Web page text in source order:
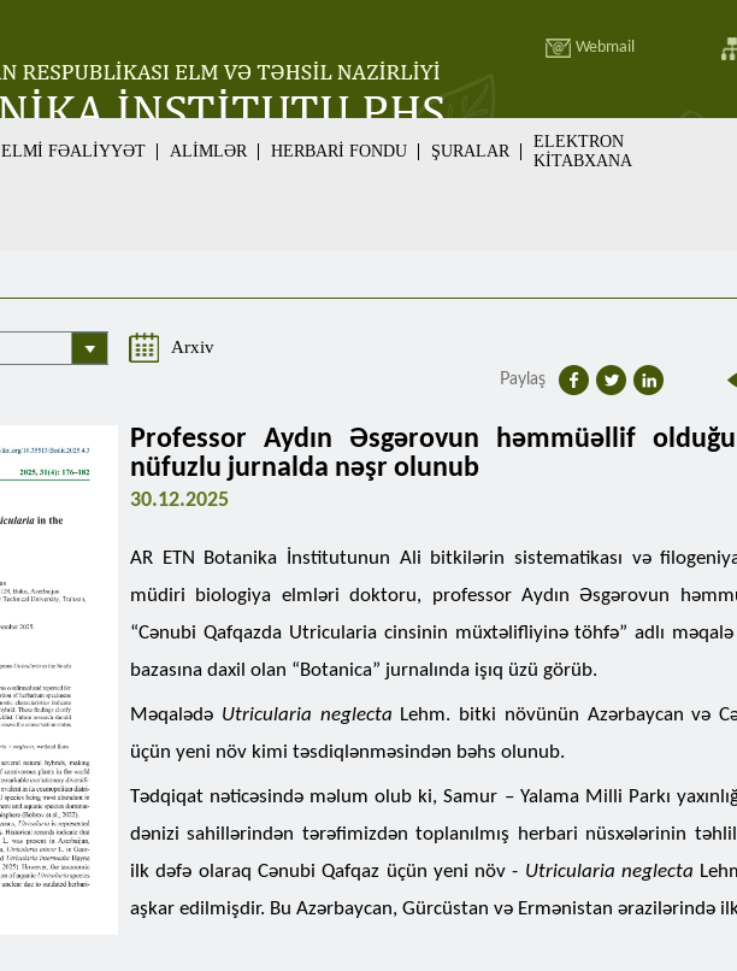
Webmail
ELMİ FƏALİYYƏT ALİMLƏR HERBARİ FONDU ŞURALAR
ELEKTRON
KİTABXANA
Arxiv
Paylaş
Professor Aydın Əsgərovun həmmüəllif
nüfuzlu jurnalda nəşr olunub
30.12.2025
AR ETN Botanika İnstitutunun Ali bitkilərin sistematikası və
müdiri biologiya elmləri doktoru, professor Aydın Əsgərovun
“Cənubi Qafqazda Utricularia cinsinin müxtəlifliyinə töhfə” adlı
bazasına daxil olan “Botanica” jurnalında işıq üzü görüb.
Məqalədə Utricularia neglecta Lehm. bitki növünün Azərbaycan və
üçün yeni növ kimi təsdiqlənməsindən bəhs olunub.
Tədqiqat nəticəsində məlum olub ki, Samur – Yalama Milli Parkı
dənizi sahillərindən tərəfimizdən toplanılmış herbari nüsxələrinin
ilk dəfə olaraq Cənubi Qafqaz üçün yeni növ - Utricularia neglecta
aşkar edilmişdir. Bu Azərbaycan, Gürcüstan və Ermənistan ərazilərində ilk